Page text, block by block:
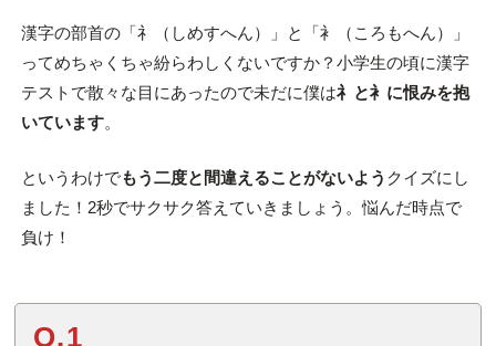
漢字の部首の「⺭（しめすへん）」と「衤（ころもへん）」
ってめちゃくちゃ紛らわしくないですか？小学生の頃に漢字
テストで散々な目にあったので未だに僕は⺭と衤に恨みを抱
いています。
というわけでもう二度と間違えることがないよう クイズにし
ました！2秒でサクサク答えていきましょう。悩んだ時点で
負け！
Q.1